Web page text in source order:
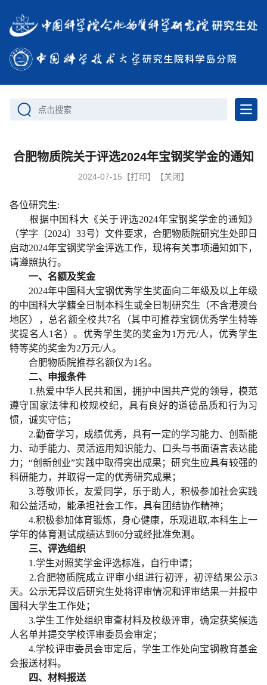
点击搜索
合肥物质院关于评选2024年宝钢奖学金的通知
2024-07-15 【打印】 【关闭】
各位研究生:
根据中国科大《关于评选2024年宝钢奖学金的通知》
（学字〔2024〕33号）文件要求，合肥物质院研究生处即日
启动2024年宝钢奖学金评选工作，现将有关事项通知如下，
请遵照执行。
一、名额及奖金
2024年中国科大宝钢优秀学生奖面向二年级及以上年级
的中国科大学籍全日制本科生或全日制研究生（不含港澳台
地区），总名额全校共7名（其中可推荐宝钢优秀学生特等
奖提名人1名）。优秀学生奖的奖金为1万元/人，优秀学生
特等奖的奖金为2万元/人。
合肥物质院推荐名额仅为1名。
二、申报条件
1.热爱中华人民共和国，拥护中国共产党的领导，模范
遵守国家法律和校规校纪，具有良好的道德品质和行为习
惯，诚实守信；
2.勤奋学习，成绩优秀，具有一定的学习能力、创新能
力、动手能力、灵活运用知识能力、口头与书面语言表达能
力；“创新创业”实践中取得突出成果；研究生应具有较强的
科研能力，并取得一定的优秀研究成果；
3.尊敬师长，友爱同学，乐于助人，积极参加社会实践
和公益活动，能承担社会工作，具有团结协作精神；
4.积极参加体育锻炼，身心健康，乐观进取,本科生上一
学年的体育测试成绩达到60分或经批准免测。
三、评选组织
1.学生对照奖学金评选标准，自行申请；
2.合肥物质院成立评审小组进行初评，初评结果公示3
天。公示无异议后研究生处将评审情况和评审结果一并报中
国科大学生工作处；
3.学生工作处组织审查材料及校级评审，确定获奖候选
人名单并提交学校评审委员会审定；
4.学校评审委员会审定后，学生工作处向宝钢教育基金
会报送材料。
四、材料报送